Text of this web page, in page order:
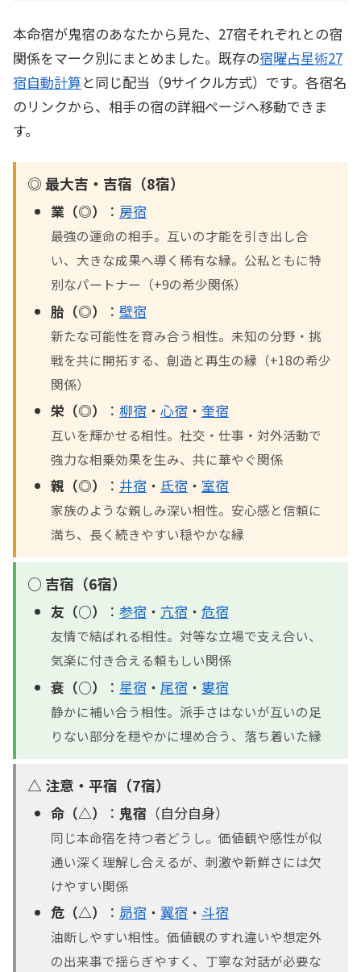
本命宿が鬼宿のあなたから見た、27宿それぞれとの宿
関係をマーク別にまとめました。既存の宿曜占星術27
宿自動計算と同じ配当（9サイクル方式）です。各宿名
のリンクから、相手の宿の詳細ページへ移動できま
す。
◎ 最大吉・吉宿（8宿）
業（◎） ： 房宿
最強の運命の相手。互いの才能を引き出し合
い、大きな成果へ導く稀有な縁。公私ともに特
別なパートナー（+9の希少関係）
胎（◎） ： 壁宿
新たな可能性を育み合う相性。未知の分野・挑
戦を共に開拓する、創造と再生の縁（+18の希少
関係）
栄（◎） ： 柳宿 ・ 心宿 ・ 奎宿
互いを輝かせる相性。社交・仕事・対外活動で
強力な相乗効果を生み、共に華やぐ関係
親（◎） ： 井宿 ・ 氐宿 ・ 室宿
家族のような親しみ深い相性。安心感と信頼に
満ち、長く続きやすい穏やかな縁
○ 吉宿（6宿）
友（○） ： 参宿 ・ 亢宿 ・ 危宿
友情で結ばれる相性。対等な立場で支え合い、
気楽に付き合える頼もしい関係
衰（○） ： 星宿 ・ 尾宿 ・ 婁宿
静かに補い合う相性。派手さはないが互いの足
りない部分を穏やかに埋め合う、落ち着いた縁
△ 注意・平宿（7宿）
命（△） ： 鬼宿 （自分自身）
同じ本命宿を持つ者どうし。価値観や感性が似
通い深く理解し合えるが、刺激や新鮮さには欠
けやすい関係
危（△） ： 昴宿 ・ 翼宿 ・ 斗宿
油断しやすい相性。価値観のすれ違いや想定外
の出来事で揺らぎやすく、丁寧な対話が必要な